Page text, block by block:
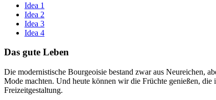
Idea 1
Idea 2
Idea 3
Idea 4
Das gute Leben
Die modernistische Bourgeoisie bestand zwar aus Neureichen,
Mode machten. Und heute können wir die Früchte genießen, die
Freizeitgestaltung.